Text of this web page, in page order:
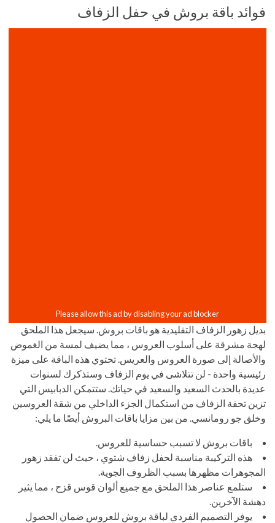
فوائد باقة بروش في حفل الزفاف
بديل زهور الزفاف التقليدية هو باقات بروش. سيجعل هذا الملحق
لهجة مشرقة على أسلوب العروس ، مما يضيف لمسة من الغموض
والأصالة إلى صورة العروس والعريس. تحتوي هذه الباقة على ميزة
رئيسية واحدة - لن تتلاشى في يوم الزفاف وستذكرك لسنوات
عديدة بالحدث السعيد والسعيد في حياتك. ستتمكن الدبابيس التي
تزين تحفة الزفاف من استكمال الجزء الداخلي من شقة العروسين
وخلق جو رومانسي. من بين مزايا باقات البروش أيضًا ما يلي:
باقات بروش لا تسبب حساسية للعروس.
هذه التركيبة مناسبة لحفل زفاف شتوي ، حيث لن تفقد زهور
المجوهرات مظهرها بسبب الظروف الجوية.
ستلمع عناصر هذا الملحق مع جميع ألوان قوس قزح ، مما يثير
دهشة الآخرين.
يوفر التصميم الفردي لباقة بروش للعروس ضمان الحصول